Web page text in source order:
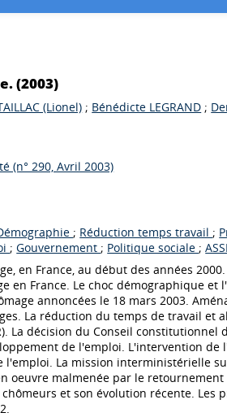
(2003)
(Lionel) ; Bénédicte LEGRAND ;
(n° 290, Avril 2003)
; Réduction temps travail ;
; Gouvernement ; Politique sociale ;
début des années 2000. Tout d'abord l'auteur nous présentent
en France. Le choc démographique
annoncées le 18 mars 2003.
La réduction du temps de travail et
La décision du Conseil
de l'emploi. L'intervention de
les mutations économiques. Le plan d'aide au retour à
conjoncturel. Unédic, Assedic et ANPE: le régime
et son évolution récente. Les